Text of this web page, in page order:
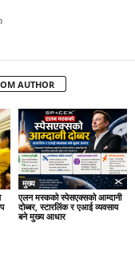
AUTHOR
मुख्य
एलन मस्कको स्पेसएक्सको आम्दानी
दोब्बर, स्टारलिंक र एआई व्यवसाय
बने मुख्य आधार